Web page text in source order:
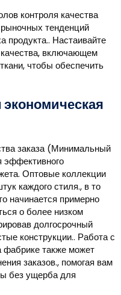
контроля качества
тенденций
продукта.. Настаивайте
включающем
чтобы обеспечить
заказа (Минимальный
эффективного
Оптовые коллекции
каждого стиля., в то
начинается примерно
о более низком
долгосрочный
конструкции.. Работа с
также может
заказов., помогая вам
без ущерба для